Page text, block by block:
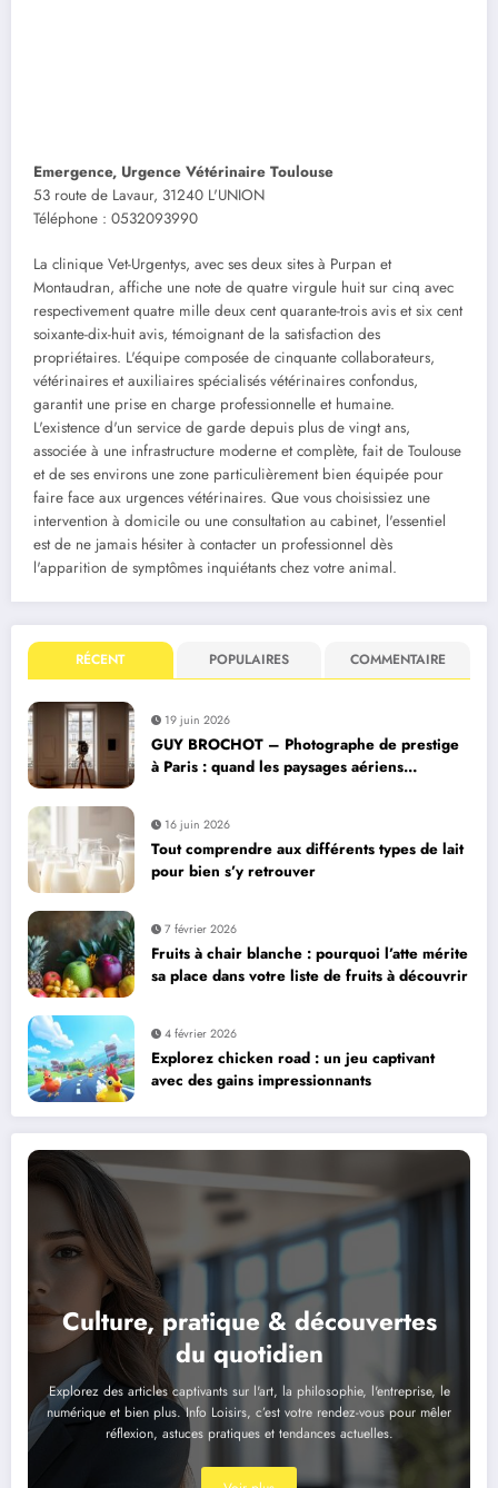
Emergence, Urgence Vétérinaire Toulouse
53 route de Lavaur, 31240 L'UNION
Téléphone : 0532093990
La clinique Vet-Urgentys, avec ses deux sites à Purpan et
Montaudran, affiche une note de quatre virgule huit sur cinq avec
respectivement quatre mille deux cent quarante-trois avis et six cent
soixante-dix-huit avis, témoignant de la satisfaction des
propriétaires. L'équipe composée de cinquante collaborateurs,
vétérinaires et auxiliaires spécialisés vétérinaires confondus,
garantit une prise en charge professionnelle et humaine.
L'existence d'un service de garde depuis plus de vingt ans,
associée à une infrastructure moderne et complète, fait de Toulouse
et de ses environs une zone particulièrement bien équipée pour
faire face aux urgences vétérinaires. Que vous choisissiez une
intervention à domicile ou une consultation au cabinet, l'essentiel
est de ne jamais hésiter à contacter un professionnel dès
l'apparition de symptômes inquiétants chez votre animal.
RÉCENT POPULAIRES COMMENTAIRE
19 juin 2026
GUY BROCHOT – Photographe de prestige
à Paris : quand les paysages aériens
16 juin 2026
Tout comprendre aux différents types de lait
pour bien s’y retrouver
7 février 2026
Fruits à chair blanche : pourquoi l’atte mérite
sa place dans votre liste de fruits à découvrir
4 février 2026
Explorez chicken road : un jeu captivant
avec des gains impressionnants
Culture, pratique & découvertes
du quotidien
Explorez des articles captivants sur l'art, la philosophie, l'entreprise, le
numérique et bien plus. Info Loisirs, c’est votre rendez-vous pour mêler
réflexion, astuces pratiques et tendances actuelles.